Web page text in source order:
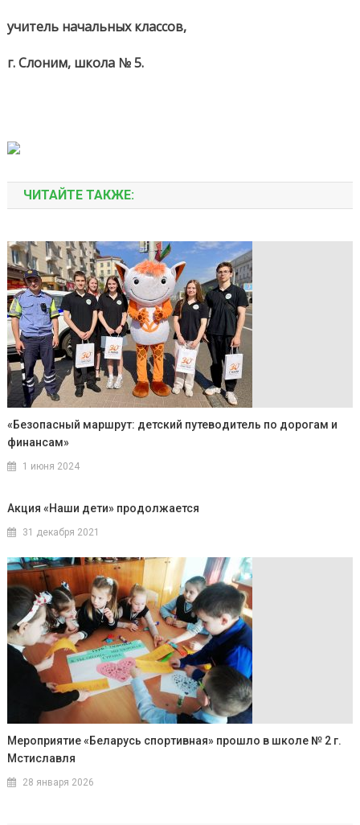
учитель начальных классов,
г. Слоним, школа № 5.
ЧИТАЙТЕ ТАКЖЕ:
«Безопасный маршрут: детский путеводитель по дорогам и
финансам»
1 июня 2024
Акция «Наши дети» продолжается
31 декабря 2021
Мероприятие «Беларусь спортивная» прошло в школе № 2 г.
Мстиславля
28 января 2026